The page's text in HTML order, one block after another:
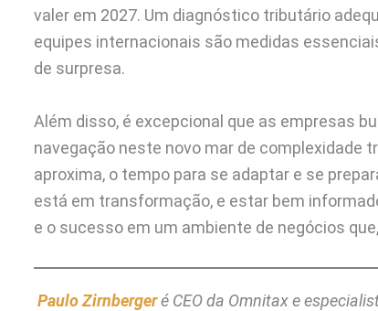
valer em 2027. Um diagnóstico tributário
equipes internacionais são medidas
de surpresa.
Além disso, é excepcional que as empresas
navegação neste novo mar de complexidade
aproxima, o tempo para se adaptar e se
está em transformação, e estar bem
e o sucesso em um ambiente de negócios
Paulo Zirnbergeré CEO da Omnitax e